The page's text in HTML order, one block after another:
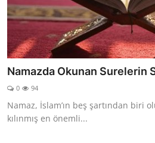
DESTEKLİYORUM
SURELER
NAMAZ
DUALAR
KİMDİR?
Namazda Okunan Surelerin
0 94
Namaz, İslam’ın beş şartından biri
kılınmış en önemli...